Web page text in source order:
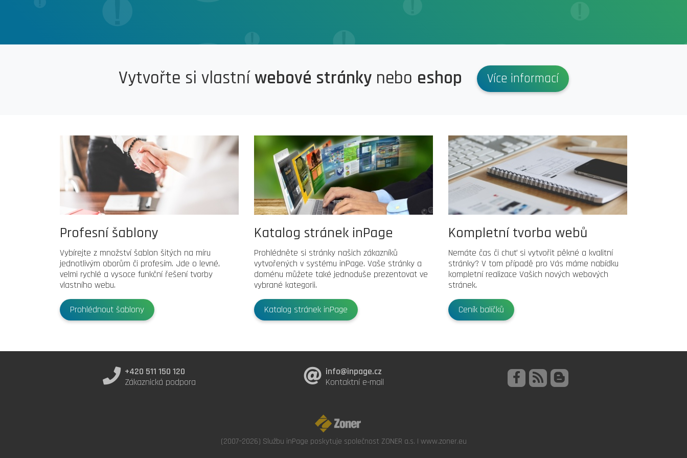
Vytvořte si vlastníwebové stránkynebo eshop Více informací
Profesní šablony
Vybírejte z množství šablon šitých na míru
jednotlivým oborům či profesím. Jde o levné,
velmi rychlé a vysoce funkční řešení tvorby
vlastního webu.
Prohlédnout šablony
Katalog stránek inPage
Prohlédněte si stránky našich zákazníků
vytvořených v systému inPage. Vaše stránky a
doménu můžete také jednoduše prezentovat ve
vybrané kategorii.
Katalog stránek inPage
Kompletní tvorba webů
Nemáte čas či chuť si vytvořit pěkné a kvalitní
stránky? V tom případě pro Vás máme nabídku
kompletní realizace Vašich nových webových
stránek.
Ceník balíčků
+420 511 150 120
Zákaznická podpora
info@inpage.cz
Kontaktní e-mail
(2007–2026) Službu inPage poskytuje společnost ZONER a.s. | www.zoner.eu